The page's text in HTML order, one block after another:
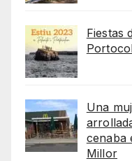
Fiestas
Una
cenaba
Millor